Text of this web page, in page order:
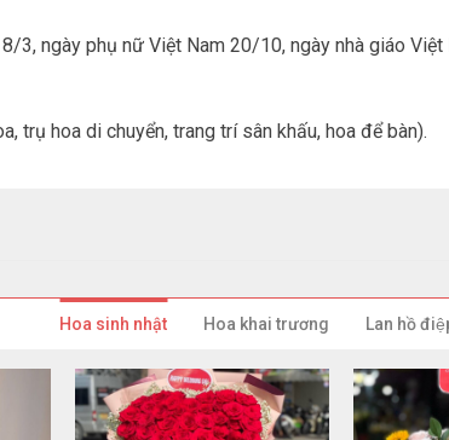
3, ngày phụ nữ Việt Nam 20/10, ngày nhà giáo
trụ hoa di chuyển, trang trí sân khấu, hoa để bàn).
Hoa sinh nhật Hoa khai trương Lan hồ